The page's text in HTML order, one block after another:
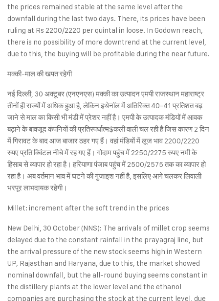
the prices remained stable at the same level after the
downfall during the last two days. There, its prices have been
ruling at Rs 2200/2220 per quintal in loose. In Godown reach,
there is no possibility of more downtrend at the current level,
due to this, the buying will be profitable during the near future.
मक्की-माल की खपत रहेगी
नई दिल्ली, 30 अक्टूबर (एनएनएस) मक्की का उत्पादन एमपी राजस्थान महाराष्ट्र
तीनों ही राज्यों में अधिक हुआ है, लेकिन इथेनॉल में अतिरिक्त 40-41 प्रतिशत बढ़
जाने से माल का किसी भी मंडी में प्रेशर नहीं है। एमपी के उत्पादक मंडियों में आवक
बढ़ाने के बावजूद कंपनियों की प्रतिस्पर्धात्म$कली वाली चल रही है जिस कारण 2 दिन
में गिरावट के बाद आज बाजार ठहर गए हैं। वहां मंडियों में लूज भाव 2200/2220
रुपए प्रति क्विंटल नीचे में रह गए हैं। गोदाम पहुंच में 2250/2275 रुपए नमी के
हिसाब से व्यापार हो रहा है। हरियाणा पंजाब पहुंच में 2500/2575 तक का व्यापार हो
रहा है। अब वर्तमान भाव में घटने की गुंजाइश नहीं है, इसलिए आगे चलकर लिवाली
भरपूर लाभदायक रहेगी।
Millet: increment after the soft trend in the prices
New Delhi, 30 October (NNS): The arrivals of millet crop seems
delayed due to the constant rainfall in the prayagraj line, but
the arrival pressure of the new stock seems high in Western
UP, Rajasthan and Haryana, due to this, the market showed
nominal downfall, but the all-round buying seems constant in
the distillery plants at the lower level and the ethanol
companies are purchasing the stock at the current level, due